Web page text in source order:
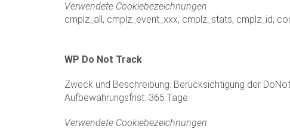
Verwendete Cookiebezeichnungen
cmplz_all, cmplz_event_xxx, cmplz_stats, cmplz_id,
WP Do Not Track
Zweck und Beschreibung: Berücksichtigung der
Aufbewahrungsfrist: 365 Tage
Verwendete Cookiebezeichnungen